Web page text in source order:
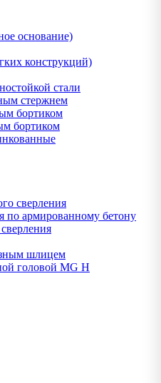
основание)
конструкций)
стали
стержнем
бортиком
бортиком
сверления
по армированному бетону
шлицем
головой MG H